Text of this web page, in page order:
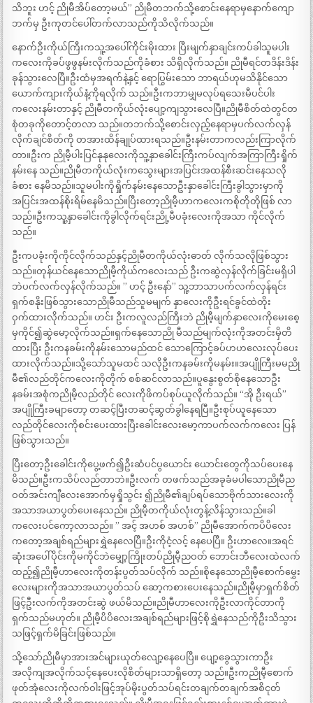
သိဘူး ဟင့် ညိုမီအိပ်တော့မယ်” ညိုမီတဘက်သို့စောင်းနေရာမှနောက်ကျော
ဘက်မှ ဦးကုတင်ပေါ်တက်လာသည်ကိုသိလိုက်သည်။
နောက်ဦးကိုယ်ကြီးကသူ့အပေါ်ကိုင်းမိုးထား ပြီးမျက်နှာချင်းကပ်ခါသူမပါး
ကလေးကိုခပ်ဖွဖွနမ်းလိုက်သည်ကိုခံစား သိရှိလိုက်သည်။ ညိုမီရင်တဒိန်းဒိန်း
ခုန်သွားလေပြီ။ဦးထံမှအရက်နဲ့နှင့် ရောပြွမ်းသော ဘာရယ်ဟုမသိနိုင်သော
ယောက်ကျားကိုယ်နံ့ကိုရလိုက် သည်။ဦးကဘာမျှမလုပ်ရသေးမီပင်ပါး
ကလေးနမ်းတာနှင့် ညိုမီတကိုယ်လုံးပျော့ကျသွားလေပြီ။ညိုမီစိတ်ထဲတွင်တ
စုံတခုကိုတောင့်တလာ သည်။တဘက်သို့စောင်းလှည့်နေရာမှပက်လက်လှန်
လိုက်ချင်စိတ်ကို တအားထိန်ချုပ်ထားရသည်။ဦးနမ်းတာကလည်းကြာလိုက်
တာ။ဦးက ညိုမီ့ပါးပြင်နုနုလေးကိုသူ့နှာခေါင်းကြီးကပ်လျက်အကြာကြီးရှိုက်
နမ်းနေ သည်။ညိုမီတကိုယ်လုံးကသွေးများအပြင်းအထန်စီးဆင်းနေသလို
ခံစား နေမိသည်။သူမပါးကိုရှိုက်နမ်းနေသောဦးနှာခေါင်းကြီးခွါသွားမှာကို
အပြင်းအထန်စိုးရိမ်နေမိသည်။ပြီးတော့ညိုမီ့ဟာကလေးကစိုတိုတိုဖြစ် လာ
သည်။ဦးကသူ့နှာခေါင်းကိုခွါလိုက်ရင်းညို့မီပခုံးလေးကိုအသာ ကိုင်လိုက်
သည်။
ဦးကပခုံးကိုကိုင်လိုက်သည်နှင့်ညိုမီတကိုယ်လုံးဓာတ် လိုက်သလိုဖြစ်သွား
သည်။တုန်ယင်နေသောညိုမီ့ကိုယ်ကလေးသည် ဦးကဆွဲလှန်လိုက်ခြင်းမရှိပါ
ဘဲပက်လက်လှန်လိုက်သည်။ ” ဟင့် ဦးနော်” သူ့ဘာသာပက်လက်လှန်ရင်း
ရှက်စနိုးဖြစ်သွားသောညိုမီသည်သူမမျက် နှာလေးကိုဦးရင်ခွင်ထဲတိုး
ဝှက်ထားလိုက်သည်။ ဟင်း ဦးကလူလည်ကြီးဘဲ ညိုမီ့မျက်နှာလေးကိုမေးစေ့
မှကိုင်၍ဆွဲမော့လိုက်သည်။ရှက်နေသောညို မီသည်မျက်လုံးကိုအတင်းမှိတိ
ထားပြီး ဦးကနခမ်းကိုနမ်းသောမည်ထင် သောကြောင့်ခပ်ဟဟလေးလုပ်ပေး
ထားလိုက်သည်။သို့သော်သူမထင် သလိုဦးကနခမ်းကိုမနမ်း။အပျိုကြီးမမညို
မီ၏လည်တိုင်ကလေးကိုတိုက် စစ်ဆင်လာသည်။ပူနွေးစွတ်စိုနေသောဦး
နခမ်းအစုံကညိုမီ့လည်တိုင် လေးကိုဖိကပ်စုပ်ယူလိုက်သည်။ “အို ဦးရယ်”
အပျိုကြီးခမျာတော့ တဆင့်ပြီးတဆင့်ဆွတ်ခွါနေရပြီ။ဦးစုပ်ယူနေသော
လည်တိုင်လေးကိုစင်းပေးထားပြီးခေါင်းလေးမော့ကာပက်လက်ကလေး ပြန်
ဖြစ်သွားသည်။
ပြီးတော့ဦးခေါင်းကိုပွေ့ဖက်၍ဦးဆံပင်ပွယောင်း ယောင်းတွေကိုသပ်ပေးနေ
မိသည်။ဦးကသိပ်လည်တာဘဲ။ဦးလက် တဖက်သည်အခုခံမပါသောညိုမီည
ဝတ်အင်းကျီလေးအောက်မှရှိုသွင်း ၍ညိုမီ၏ချပ်ရပ်သောဗိုက်သားလေးကို
အသာအယာပွတ်ပေးနေသည်။ ညိုမီ့တကိုယ်လုံးတွန့်လိန်သွားသည်။ခါ
ကလေးပင်ကော့လာသည်။ ” အင့် အဟစ် အဟစ်” ညိုမီအောက်ကပိပိလေး
ကတော့အချစ်ရည်များရွှဲနေလေပြီ။ဦးကိုငံ့လင့် နေပေပြီ။ ဦးဟာလေ။အရင်
ဆုံးအပေါ်ပိုင်းကိုမကိုင်ဘဲမျှော့ကြိုးတပ်ညိုမီ့ညဝတ် ဘောင်းဘီလေးထဲလက်
ထည့်၍ညိုမီ့ဟာလေးကိုတန်းပွတ်သပ်လိုက် သည်။စိုနေသောညိုမီ့စောက်မွှေး
လေးများကိုအသာအယာပွတ်သပ် ဆော့ကစားပေးနေသည်။ညိုမီ့မှာရှက်စိတ်
ဖြင့်ဦးလက်ကိုအတင်းဆွဲ ဖယ်မိသည်။ညိုမီဟာလေးကိုဦးလာကိုင်တာကို
ရှက်သည်မဟုတ်။ ညိုမီ့ပိပိလေးအချစ်ရည်များဖြင့်စိုရွှဲနေသည်ကိုဦးသိသွား
သဖြင့်ရှက်မိခြင်းဖြစ်သည်။
သို့သော်ညိုမီမှာအားအင်များယုတ်လျော့နေပေပြီ။ ပျော့ခွေသွားကာဦး
အလိုကျအလိုက်သင့်နေပေးလိုစိတ်များသာရှိတော့ သည်။ဦးကညိုမီ့စောက်
ဖုတ်အုံလေးကိုလက်ဝါးဖြင့်အုပ်မိုးပွတ်သပ်ရင်းတချက်တချက်အစိငုတ်